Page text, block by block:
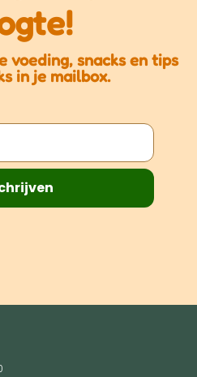
of alleen thuis blijven
(en katten) van alle
voeding, snacks en tips
in je mailbox.